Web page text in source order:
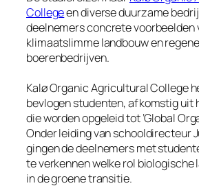
Collegeen diverse duurzame
deelnemers concrete voorbeelden
klimaatslimme landbouw en
boerenbedrijven.
Kalø Organic Agricultural College
bevlogen studenten, afkomstig uit
die worden opgeleid tot ‘Global
Onder leiding van schooldirecteur
gingen de deelnemers met
te verkennen welke rol biologische
in de groene transitie.